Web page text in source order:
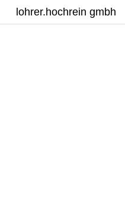
lohrer.hochrein gmbh